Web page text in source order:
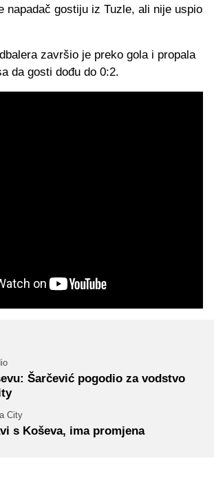
napadač gostiju iz Tuzle, ali nije uspio
završio je preko gola i propala
da gosti dođu do 0:2.
Šarčević pogodio za vodstvo
City
s Koševa, ima promjena